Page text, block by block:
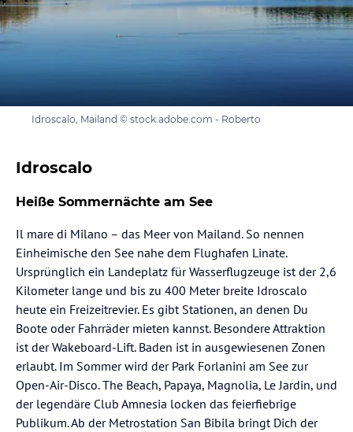
Idroscalo, Mailand © stock.adobe.com - Roberto
Idroscalo
Heiße Sommernächte am See
Il mare di Milano – das Meer von Mailand. So nennen
Einheimische den See nahe dem Flughafen Linate.
Ursprünglich ein Landeplatz für Wasserflugzeuge ist der 2,6
Kilometer lange und bis zu 400 Meter breite Idroscalo
heute ein Freizeitrevier. Es gibt Stationen, an denen Du
Boote oder Fahrräder mieten kannst. Besondere Attraktion
ist der Wakeboard-Lift. Baden ist in ausgewiesenen Zonen
erlaubt. Im Sommer wird der Park Forlanini am See zur
Open-Air-Disco. The Beach, Papaya, Magnolia, Le Jardin, und
der legendäre Club Amnesia locken das feierfiebrige
Publikum. Ab der Metrostation San Bibila bringt Dich der